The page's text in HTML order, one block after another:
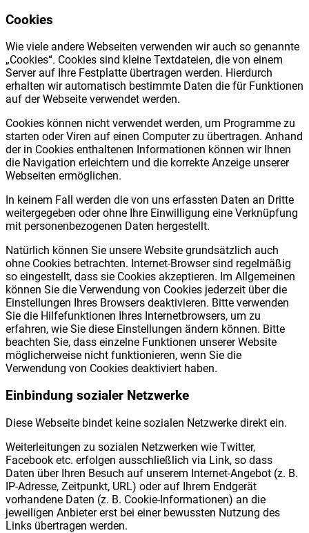
Cookies
Wie viele andere Webseiten verwenden wir auch so genannte
„Cookies“. Cookies sind kleine Textdateien, die von einem
Server auf Ihre Festplatte übertragen werden. Hierdurch
erhalten wir automatisch bestimmte Daten die für Funktionen
auf der Webseite verwendet werden.
Cookies können nicht verwendet werden, um Programme zu
starten oder Viren auf einen Computer zu übertragen. Anhand
der in Cookies enthaltenen Informationen können wir Ihnen
die Navigation erleichtern und die korrekte Anzeige unserer
Webseiten ermöglichen.
In keinem Fall werden die von uns erfassten Daten an Dritte
weitergegeben oder ohne Ihre Einwilligung eine Verknüpfung
mit personenbezogenen Daten hergestellt.
Natürlich können Sie unsere Website grundsätzlich auch
ohne Cookies betrachten. Internet-Browser sind regelmäßig
so eingestellt, dass sie Cookies akzeptieren. Im Allgemeinen
können Sie die Verwendung von Cookies jederzeit über die
Einstellungen Ihres Browsers deaktivieren. Bitte verwenden
Sie die Hilfefunktionen Ihres Internetbrowsers, um zu
erfahren, wie Sie diese Einstellungen ändern können. Bitte
beachten Sie, dass einzelne Funktionen unserer Website
möglicherweise nicht funktionieren, wenn Sie die
Verwendung von Cookies deaktiviert haben.
Einbindung sozialer Netzwerke
Diese Webseite bindet keine sozialen Netzwerke direkt ein.
Weiterleitungen zu sozialen Netzwerken wie Twitter,
Facebook etc. erfolgen ausschließlich via Link, so dass
Daten über Ihren Besuch auf unserem Internet-Angebot (z. B.
IP-Adresse, Zeitpunkt, URL) oder auf Ihrem Endgerät
vorhandene Daten (z. B. Cookie-Informationen) an die
jeweiligen Anbieter erst bei einer bewussten Nutzung des
Links übertragen werden.